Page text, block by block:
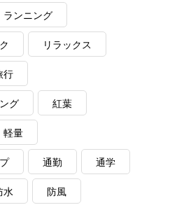
ランニング
リラックス
行
グ 紅葉
軽量
通勤 通学
水 防風